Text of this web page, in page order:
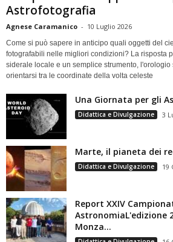
Astrofotografia
Agnese Caramanico - 10 Luglio 2026
Come si può sapere in anticipo quali oggetti del
fotografabili nelle migliori condizioni? La risposta
siderale locale e un semplice strumento, l'orologio
orientarsi tra le coordinate della volta celeste
Una Giornata per gli
Didattica e Divulgazione 3
Marte, il pianeta dei
Didattica e Divulgazione 19
Report XXIV
AstronomiaL'edizione
Monza...